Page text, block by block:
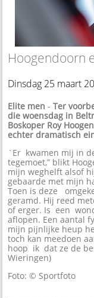
Hoogendoorn
Dinsdag 25 maart
Elite men -Ter
die woensdag in
Boskoper Roy
echter dramatisch
`Er kwamen mij in
tegemoet,” blikt
mijn weghelft alsof
gebaarde met mijn
Toen is deze
geramd. Hij reed
of erger. Is een
aflopen. Een aantal
mijn pijnlijke heup
toch kan meedoen
hoop ik dat ze de
Wieringen)
Foto: © Sportfoto